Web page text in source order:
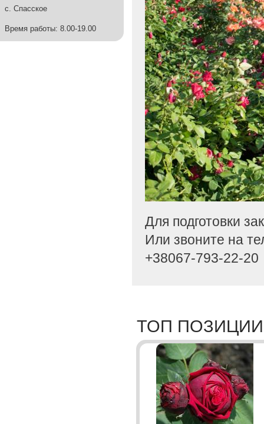
Для подготовки
Или звоните на
+38067-793-22-20
ТОП ПОЗИЦИИ
с. Спасское
Время работы: 8.00-19.00